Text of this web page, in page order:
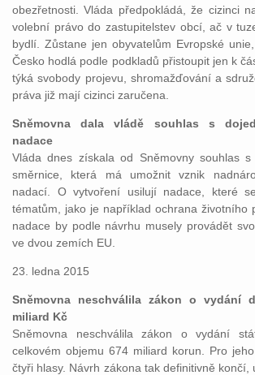
obezřetnosti. Vláda předpokládá, že cizinci
volební právo do zastupitelstev obcí, ač v
bydlí. Zůstane jen obyvatelům Evropské
Česko hodlá podle podkladů přistoupit jen k
týká svobody projevu, shromažďování a
práva již mají cizinci zaručena.
Sněmovna dala vládě souhlas s
nadace
Vláda dnes získala od Sněmovny souhlas
směrnice, která má umožnit vznik
nadací. O vytvoření usilují nadace, které
tématům, jako je například ochrana životního
nadace by podle návrhu musely provádět
ve dvou zemích EU.
23. ledna 2015
Sněmovna neschválila zákon o vydání
miliard Kč
Sněmovna neschválila zákon o vydání
celkovém objemu 674 miliard korun. Pro
čtyři hlasy. Návrh zákona tak definitivně končí,